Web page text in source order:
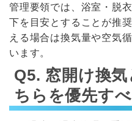
管理要領では、浴室・脱
下を目安とすることが推
える場合は換気量や空気
います。
Q5. 窓開け換
ちらを優先す